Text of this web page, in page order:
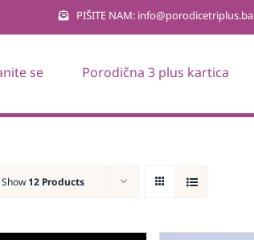
PIŠITE NAM: info@porodicetriplus.ba
se Porodična 3 plus kartica
Show 12 Products